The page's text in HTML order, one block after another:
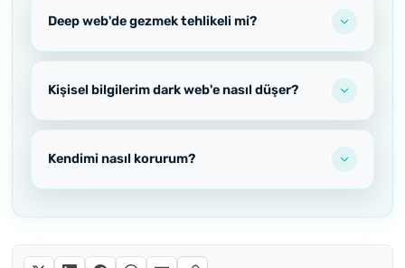
Deep web'de gezmek tehlikeli mi?
Kişisel bilgilerim dark web'e nasıl düşer?
Kendimi nasıl korurum?